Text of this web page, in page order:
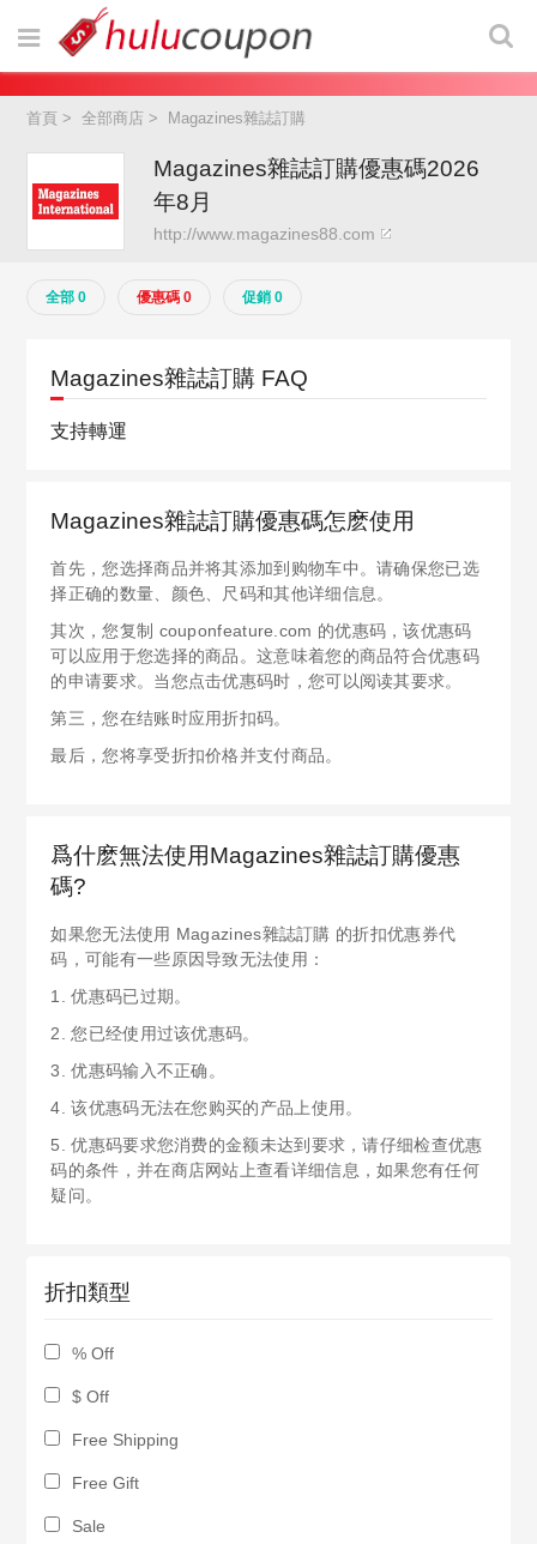
首頁 >全部商店 > Magazines雜誌訂購
Magazines雜誌訂購優惠碼2026
年8月
http://www.magazines88.com
全部 0 優惠碼 0 促銷 0
Magazines雜誌訂購 FAQ
支持轉運
Magazines雜誌訂購優惠碼怎麽使用
首先，您选择商品并将其添加到购物车中。请确保您已选
择正确的数量、颜色、尺码和其他详细信息。
其次，您复制 couponfeature.com 的优惠码，该优惠码
可以应用于您选择的商品。这意味着您的商品符合优惠码
的申请要求。当您点击优惠码时，您可以阅读其要求。
第三，您在结账时应用折扣码。
最后，您将享受折扣价格并支付商品。
爲什麽無法使用Magazines雜誌訂購優惠
碼?
如果您无法使用 Magazines雜誌訂購 的折扣优惠券代
码，可能有一些原因导致无法使用：
1. 优惠码已过期。
2. 您已经使用过该优惠码。
3. 优惠码输入不正确。
4. 该优惠码无法在您购买的产品上使用。
5. 优惠码要求您消费的金额未达到要求，请仔细检查优惠
码的条件，并在商店网站上查看详细信息，如果您有任何
疑问。
折扣類型
% Off
$ Off
Free Shipping
Free Gift
Sale